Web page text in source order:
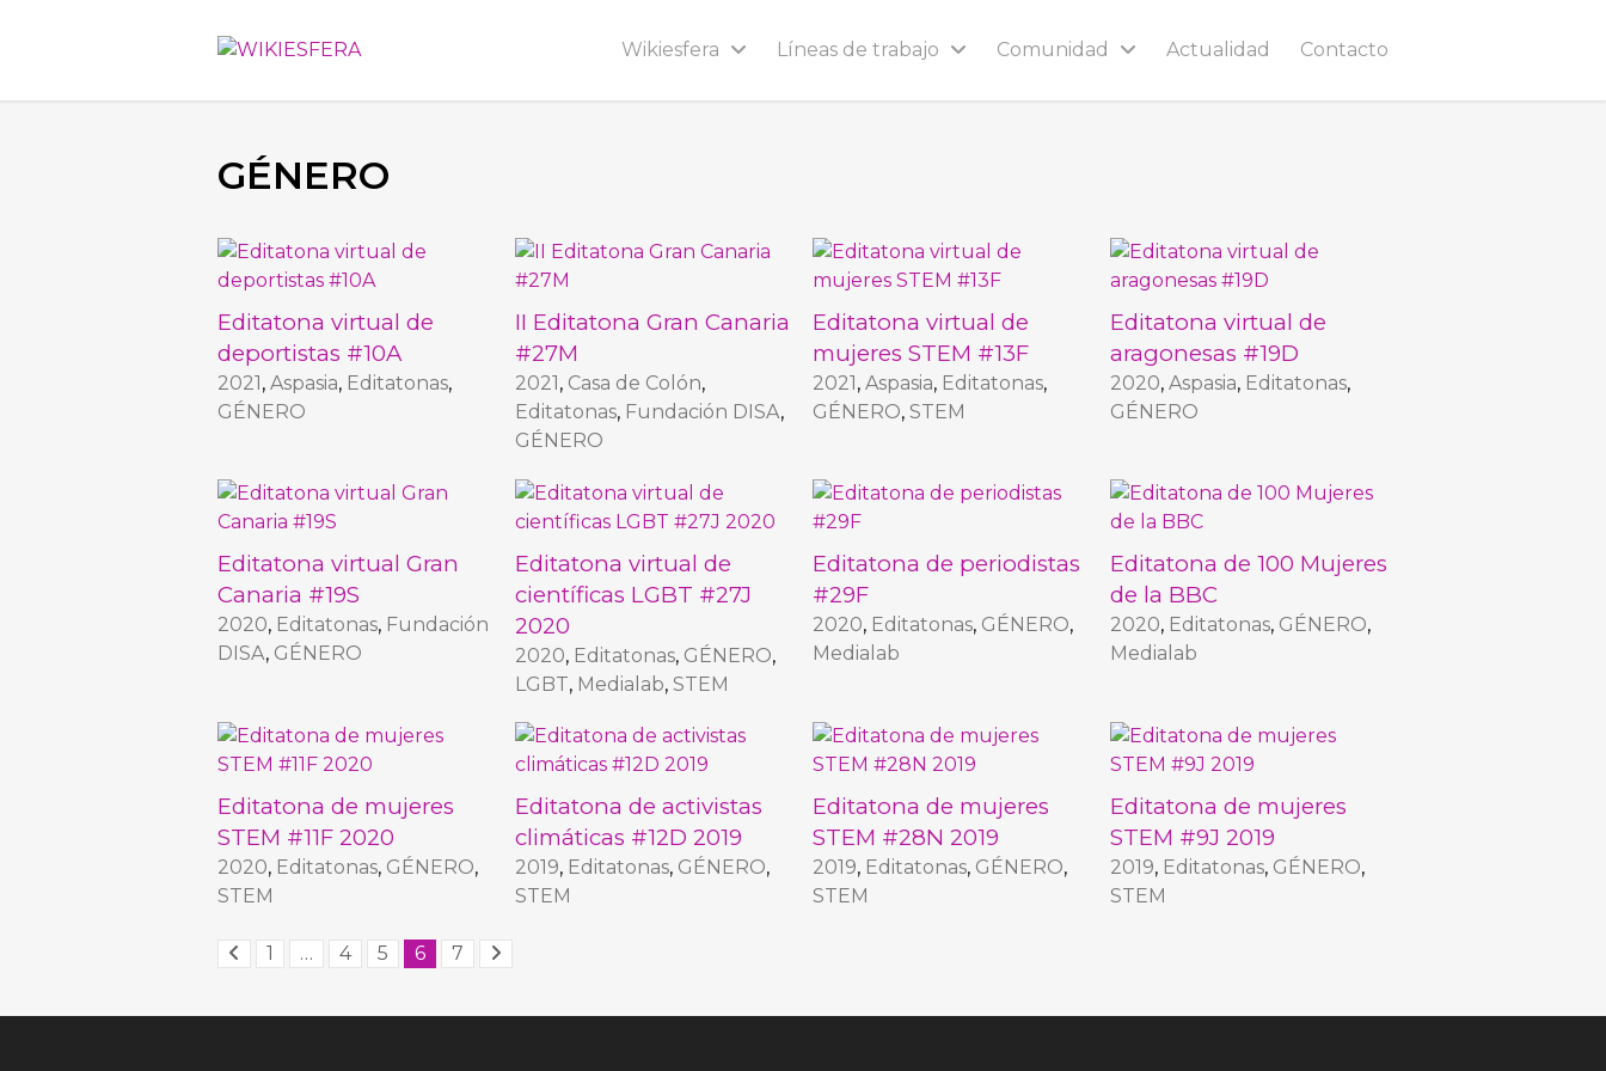
Wikiesfera Líneas de trabajo Comunidad Actualidad Contacto
GÉNERO
Editatona virtual de
deportistas #10A
2021, Aspasia, Editatonas,
GÉNERO
II Editatona Gran Canaria
#27M
2021, Casa de Colón,
Editatonas, Fundación DISA,
GÉNERO
Editatona virtual de
mujeres STEM #13F
2021, Aspasia, Editatonas,
GÉNERO, STEM
Editatona virtual de
aragonesas #19D
2020, Aspasia, Editatonas,
GÉNERO
Editatona virtual Gran
Canaria #19S
2020, Editatonas, Fundación
DISA, GÉNERO
Editatona virtual de
científicas LGBT #27J
2020
2020, Editatonas, GÉNERO,
LGBT, Medialab, STEM
Editatona de periodistas
#29F
2020, Editatonas, GÉNERO,
Medialab
Editatona de 100 Mujeres
de la BBC
2020, Editatonas, GÉNERO,
Medialab
Editatona de mujeres
STEM #11F 2020
2020, Editatonas, GÉNERO,
STEM
Editatona de activistas
climáticas #12D 2019
2019, Editatonas, GÉNERO,
STEM
Editatona de mujeres
STEM #28N 2019
2019, Editatonas, GÉNERO,
STEM
Editatona de mujeres
STEM #9J 2019
2019, Editatonas, GÉNERO,
STEM
1 … 4 5 6 7